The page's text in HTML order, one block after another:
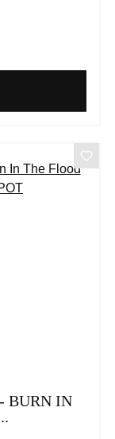
BURN IN